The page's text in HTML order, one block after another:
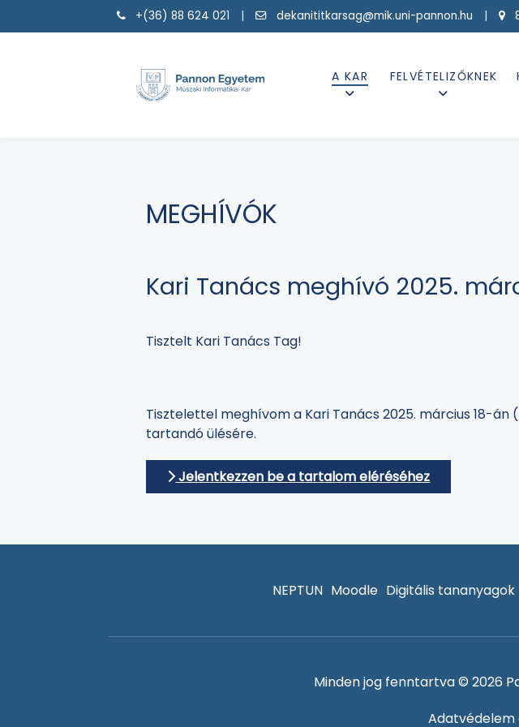
+(36) 88 624 021 | dekanititkarsag@mik.uni-pannon.hu |
A KAR FELVÉTELIZŐKNEK
MEGHÍVÓK
Kari Tanács meghívó 2025.
Tisztelt Kari Tanács Tag!
Tisztelettel meghívom a Kari Tanács 2025. március 18-
tartandó ülésére.
Jelentkezzen be a tartalom eléréséhez
NEPTUN Moodle Digitális tananyagok
Minden jog fenntartva © 2026
Adatvédelem